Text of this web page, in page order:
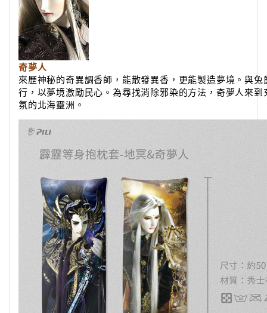
奇夢人
來歷神秘的奇異調香師，能散發異香，更能製造夢境。與兔
行，以夢境激勵民心。為尋找消除邪染的方法，奇夢人來到
氛的北海靈洲。